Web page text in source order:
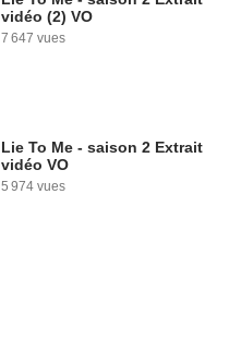
vidéo (2) VO
7 647 vues
Lie To Me - saison 2 Extrait
vidéo VO
5 974 vues